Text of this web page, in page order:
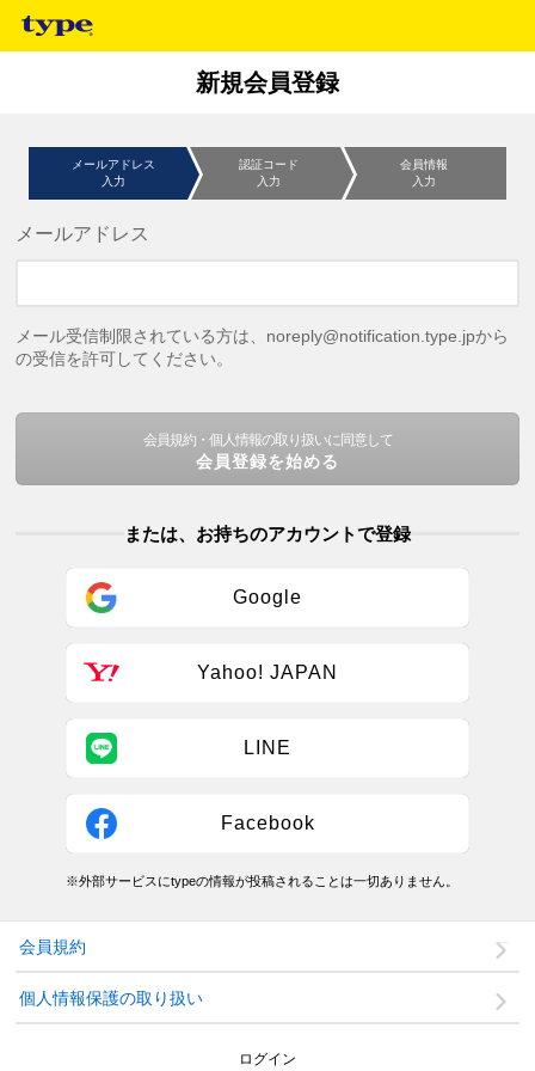
新規会員登録
メールアドレス
入力
認証コード
入力
会員情報
入力
メールアドレス
メール受信制限されている方は、noreply@notification.type.jpから
の受信を許可してください。
会員規約・個人情報の取り扱いに同意して
会員登録を始める
または、お持ちのアカウントで登録
Google
Yahoo! JAPAN
LINE
Facebook
※外部サービスにtypeの情報が投稿されることは一切ありません。
会員規約
個人情報保護の取り扱い
ログイン